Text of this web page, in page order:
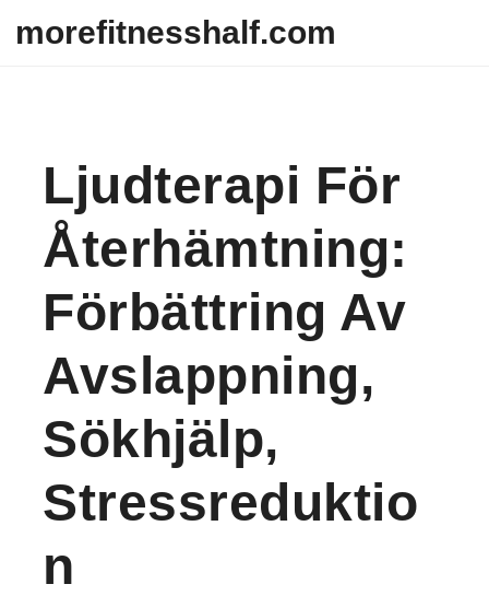
morefitnesshalf.com
Ljudterapi För
Återhämtning:
Förbättring Av
Avslappning,
Sökhjälp,
Stressreduktio
N